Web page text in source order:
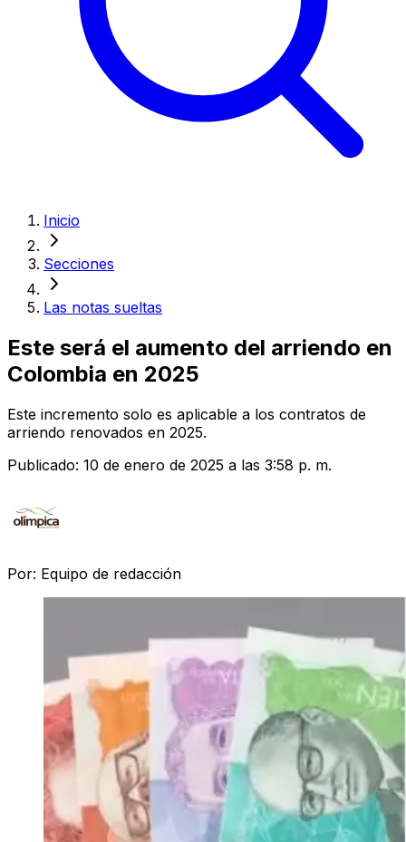
Inicio
Secciones
Las notas sueltas
Este será el aumento del arriendo en
Colombia en 2025
Este incremento solo es aplicable a los contratos de
arriendo renovados en 2025.
Publicado: 10 de enero de 2025 a las 3:58 p. m.
Por: Equipo de redacción